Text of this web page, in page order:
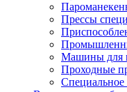
Прессы
Машины для
Проходные
Специальное